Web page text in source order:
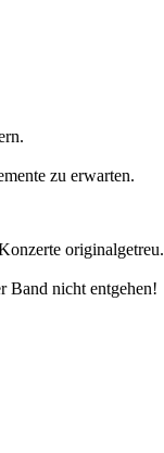
zu erwarten.
originalgetreu.
Band nicht entgehen!